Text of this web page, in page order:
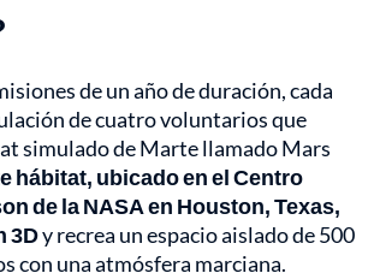
de un año de duración, cada
de cuatro voluntarios que
simulado de Marte llamado Mars
hábitat, ubicado en el Centro
de la NASA en Houston, Texas,
3Dy recrea un espacio aislado de 500
con una atmósfera marciana.